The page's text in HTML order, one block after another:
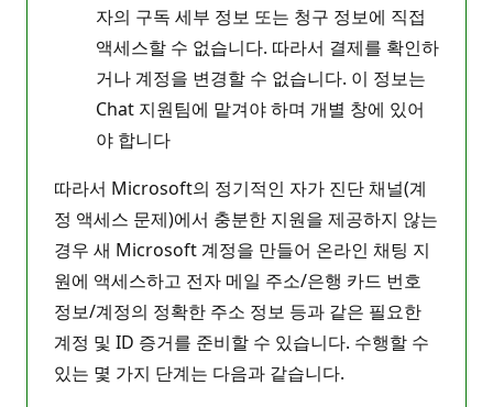
자의 구독 세부 정보 또는 청구 정보에 직접
액세스할 수 없습니다. 따라서 결제를 확인하
거나 계정을 변경할 수 없습니다. 이 정보는
Chat 지원팀에 맡겨야 하며 개별 창에 있어
야 합니다
따라서 Microsoft의 정기적인 자가 진단 채널(계
정 액세스 문제)에서 충분한 지원을 제공하지 않는
경우 새 Microsoft 계정을 만들어 온라인 채팅 지
원에 액세스하고 전자 메일 주소/은행 카드 번호
정보/계정의 정확한 주소 정보 등과 같은 필요한
계정 및 ID 증거를 준비할 수 있습니다. 수행할 수
있는 몇 가지 단계는 다음과 같습니다.